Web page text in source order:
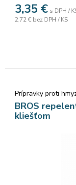
špeciálnou látkou,
ničí aj hniezda.
2,5 litra vody,
3,35 € s DPH /
2,72 € bez DPH / KS
Prípravky proti
BROS
kliešťom